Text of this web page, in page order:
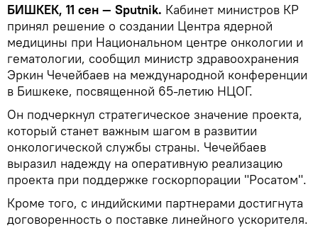
БИШКЕК, 11 сен — Sputnik. Кабинет министров КР
принял решение о создании Центра ядерной
медицины при Национальном центре онкологии и
гематологии, сообщил министр здравоохранения
Эркин Чечейбаев на международной конференции
в Бишкеке, посвященной 65-летию НЦОГ.
Он подчеркнул стратегическое значение проекта,
который станет важным шагом в развитии
онкологической службы страны. Чечейбаев
выразил надежду на оперативную реализацию
проекта при поддержке госкорпорации "Росатом".
Кроме того, с индийскими партнерами достигнута
договоренность о поставке линейного ускорителя.